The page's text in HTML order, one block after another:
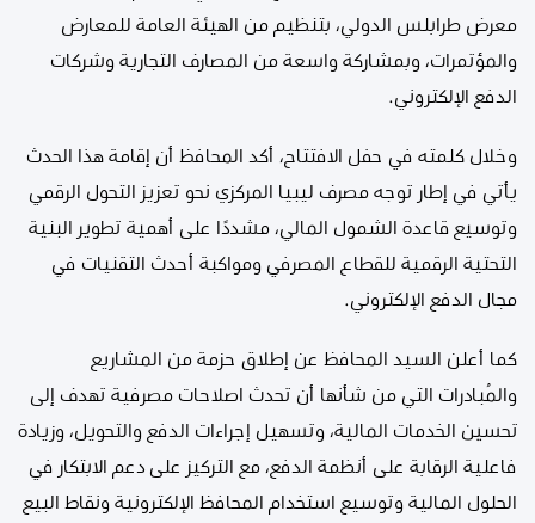
معرض طرابلس الدولي، بتنظيم من الهيئة العامة للمعارض
والمؤتمرات، وبمشاركة واسعة من المصارف التجارية وشركات
الدفع الإلكتروني.
وخلال كلمته في حفل الافتتاح، أكد المحافظ أن إقامة هذا الحدث
يأتي في إطار توجه مصرف ليبيا المركزي نحو تعزيز التحول الرقمي
وتوسيع قاعدة الشمول المالي، مشددًا على أهمية تطوير البنية
التحتية الرقمية للقطاع المصرفي ومواكبة أحدث التقنيات في
مجال الدفع الإلكتروني.
كما أعلن السيد المحافظ عن إطلاق حزمة من المشاريع
والمُبادرات التي من شأنها أن تحدث اصلاحات مصرفية تهدف إلى
تحسين الخدمات المالية، وتسهيل إجراءات الدفع والتحويل، وزيادة
فاعلية الرقابة على أنظمة الدفع، مع التركيز على دعم الابتكار في
الحلول المالية وتوسيع استخدام المحافظ الإلكترونية ونقاط البيع